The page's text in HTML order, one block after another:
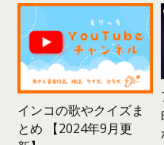
インコの歌やクイズま
とめ 【2024年9月更